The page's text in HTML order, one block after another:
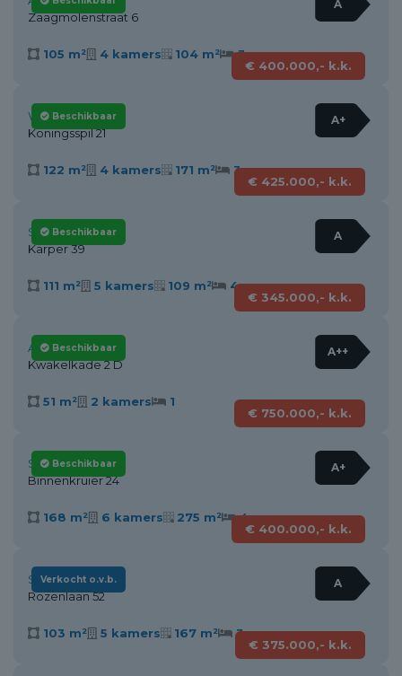
A
Zaagmolenstraat 6
105 m² 4 kamers 104 m² 3
A+
Beschikbaar
€ 400.000,- k.k.
Wieringerwaard
Koningsspil 21
122 m² 4 kamers 171 m² 3
A
Beschikbaar
€ 425.000,- k.k.
Schagen
Karper 39
111 m² 5 kamers 109 m² 4
A++
Beschikbaar
€ 345.000,- k.k.
Alkmaar
Kwakelkade 2 D
51 m² 2 kamers 1
A+
Beschikbaar
€ 750.000,- k.k.
Stompetoren
Binnenkruier 24
168 m² 6 kamers 275 m² 4
A
Verkocht o.v.b.
€ 400.000,- k.k.
Schagen
Rozenlaan 52
103 m² 5 kamers 167 m² 3
€ 375.000,- k.k.